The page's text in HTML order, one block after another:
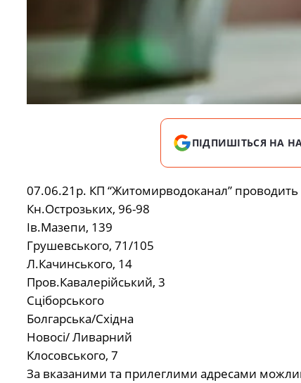
ПІДПИШІТЬСЯ НА
07.06.21р. КП “Житомирводоканал” проводить
Кн.Острозьких, 96-98
Ів.Мазепи, 139
Грушевського, 71/105
Л.Качинського, 14
Пров.Кавалерійський, 3
Сціборського
Болгарська/Східна
Новосі/ Ливарний
Клосовського, 7
За вказаними та прилеглими адресами